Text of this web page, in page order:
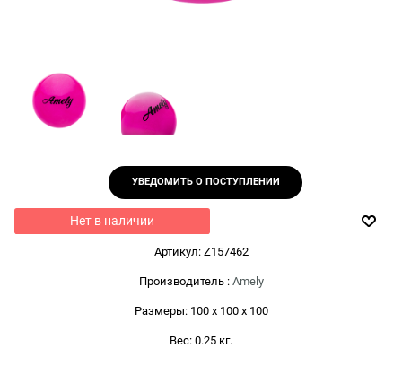
УВЕДОМИТЬ О ПОСТУПЛЕНИИ
Нет в наличии
Артикул: Z157462
Производитель : Amely
Размеры: 100 x 100 x 100
Вес: 0.25 кг.